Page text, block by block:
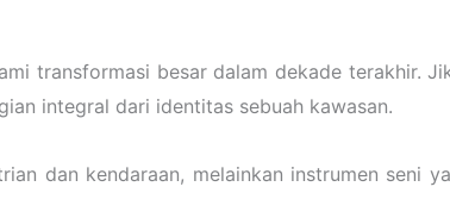
transformasi besar dalam dekade terakhir.
integral dari identitas sebuah kawasan.
dan kendaraan, melainkan instrumen seni